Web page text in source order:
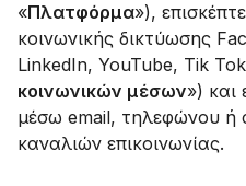
«Πλατφόρμα»),
κοινωνικής δικτύωσης
LinkedIn, YouTube, Tik
κοινωνικών μέσων») και
μέσω email, τηλεφώνου ή
καναλιών επικοινωνίας.